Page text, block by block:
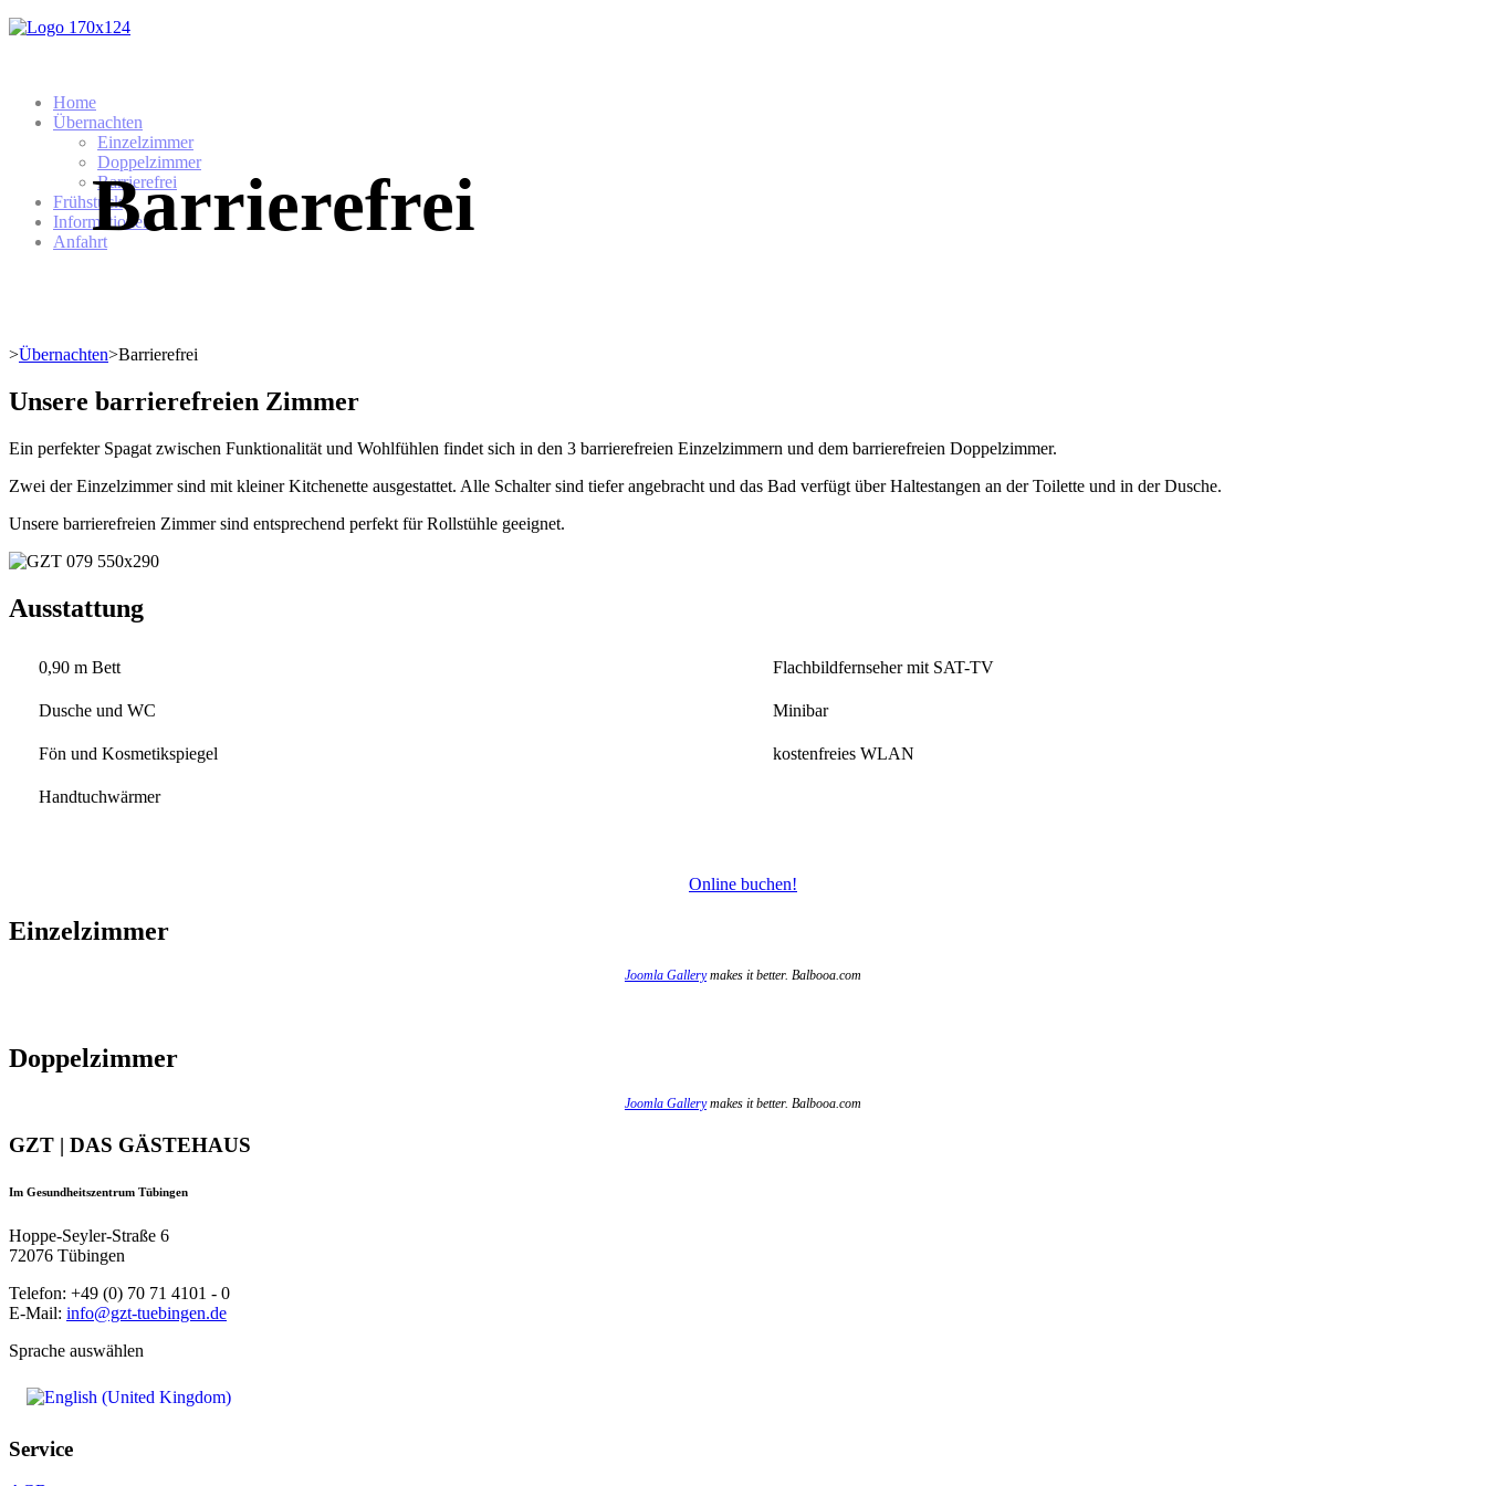
Home
Übernachten
Einzelzimmer
Doppelzimmer
Barrierefrei
Frühstück
Informationen
AnfahrtBarrierefrei
>Übernachten>Barrierefrei
Unsere barrierefreien Zimmer
Ein perfekter Spagat zwischen Funktionalität und Wohlfühlen findet sich in den 3 barrierefreien Einzelzimmern und dem barrierefreien Doppelzimmer.
Zwei der Einzelzimmer sind mit kleiner Kitchenette ausgestattet. Alle Schalter sind tiefer angebracht und das Bad verfügt über Haltestangen an der Toilette und in der Dusche.
Unsere barrierefreien Zimmer sind entsprechend perfekt für Rollstühle geeignet.
Ausstattung
0,90 m Bett Flachbildfernseher mit SAT-TV
Dusche und WC Minibar
Fön und Kosmetikspiegel kostenfreies WLAN
Handtuchwärmer
Online buchen!
Einzelzimmer
Joomla Gallerymakes it better. Balbooa.com
Doppelzimmer
Joomla Gallerymakes it better. Balbooa.com
GZT | DAS GÄSTEHAUS
Im Gesundheitszentrum Tübingen
Hoppe-Seyler-Straße 6
72076 Tübingen
Telefon: +49 (0) 70 71 4101 - 0
E-Mail: info@gzt-tuebingen.de
Sprache auswählen
Service